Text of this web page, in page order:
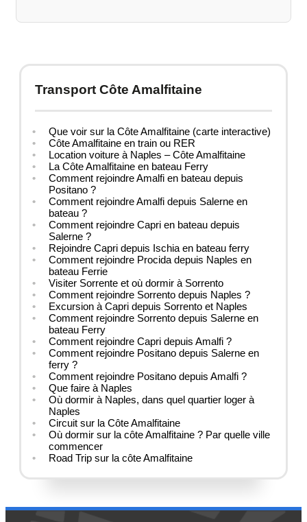
Transport Côte Amalfitaine
Que voir sur la Côte Amalfitaine (carte interactive)
Côte Amalfitaine en train ou RER
Location voiture à Naples – Côte Amalfitaine
La Côte Amalfitaine en bateau Ferry
Comment rejoindre Amalfi en bateau depuis
Positano ?
Comment rejoindre Amalfi depuis Salerne en
bateau ?
Comment rejoindre Capri en bateau depuis
Salerne ?
Rejoindre Capri depuis Ischia en bateau ferry
Comment rejoindre Procida depuis Naples en
bateau Ferrie
Visiter Sorrente et où dormir à Sorrento
Comment rejoindre Sorrento depuis Naples ?
Excursion à Capri depuis Sorrento et Naples
Comment rejoindre Sorrento depuis Salerne en
bateau Ferry
Comment rejoindre Capri depuis Amalfi ?
Comment rejoindre Positano depuis Salerne en
ferry ?
Comment rejoindre Positano depuis Amalfi ?
Que faire à Naples
Où dormir à Naples, dans quel quartier loger à
Naples
Circuit sur la Côte Amalfitaine
Où dormir sur la côte Amalfitaine ? Par quelle ville
commencer
Road Trip sur la côte Amalfitaine